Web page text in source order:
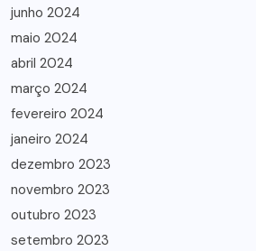
junho 2024
maio 2024
abril 2024
março 2024
fevereiro 2024
janeiro 2024
dezembro 2023
novembro 2023
outubro 2023
setembro 2023